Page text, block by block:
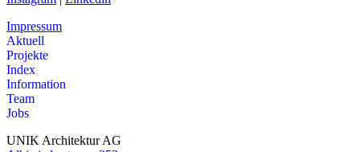
Impressum
Aktuell
Projekte
Index
Information
Team
Jobs
UNIK Architektur AG